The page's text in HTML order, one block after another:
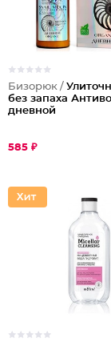
Бизорюк /
без запаха
дневной
585 ₽